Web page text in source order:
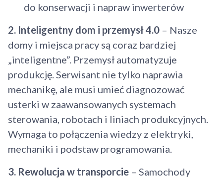
do konserwacji i napraw inwerterów
2. Inteligentny dom i przemysł 4.0 – Nasze
domy i miejsca pracy są coraz bardziej
„inteligentne”. Przemysł automatyzuje
produkcję. Serwisant nie tylko naprawia
mechanikę, ale musi umieć diagnozować
usterki w zaawansowanych systemach
sterowania, robotach i liniach produkcyjnych.
Wymaga to połączenia wiedzy z elektryki,
mechaniki i podstaw programowania.
3. Rewolucja w transporcie – Samochody